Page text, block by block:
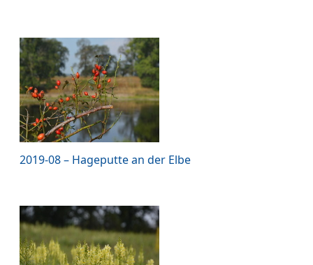
2019-08 – Hageputte an der Elbe